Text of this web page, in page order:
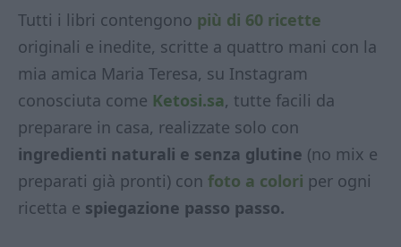
Tutti i libri contengono più di 60 ricette
originali e inedite, scritte a quattro mani con la
mia amica Maria Teresa, su Instagram
conosciuta come Ketosi.sa, tutte facili da
preparare in casa, realizzate solo con
ingredienti naturali e senza glutine (no mix e
preparati già pronti) con foto a colori per ogni
ricetta e spiegazione passo passo.